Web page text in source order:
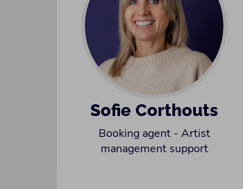
Sofie Corthouts
Booking agent - Artist
management support